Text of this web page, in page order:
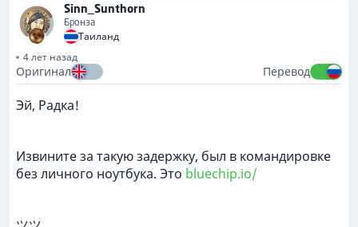
Sinn_Sunthorn
Бронза
Таиланд
4 лет назад
Оригинал Перевод
Эй, Радка!
Извините за такую задержку, был в командировке
без личного ноутбука. Это bluechip.io/